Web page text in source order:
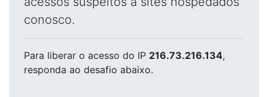
conosco.
Para liberar o acesso do IP 216.73.216.134,
responda ao desafio abaixo.